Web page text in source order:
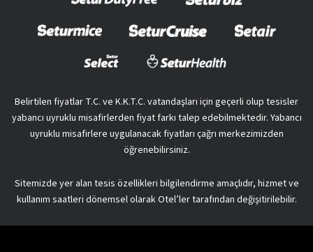
Belirtilen fiyatlar T.C. ve K.K.T.C. vatandaşları için geçerli olup tesisler
yabancı uyruklu misafirlerden fiyat farkı talep edebilmektedir. Yabancı
uyruklu misafirlere uygulanacak fiyatları çağrı merkezimizden
öğrenebilirsiniz.
Sitemizde yer alan tesis özellikleri bilgilendirme amaçlıdır, hizmet ve
kullanım saatleri dönemsel olarak Otel’ler tarafından değişitirilebilir.